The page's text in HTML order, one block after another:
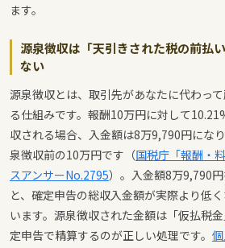
ます。
源泉徴収は「天引きされた税の前払
ない
源泉徴収とは、取引先があなたに代わっ
る仕組みです。報酬10万円に対して
収される場合、入金額は8万9,790円にな
泉徴収前の10万円です（国税庁「報酬・
スアンサーNo.2795）。入金額8万9,790
と、確定申告の総収入金額が実際より低
います。源泉徴収された金額は「仮払税
定申告で精算するのが正しい処理です。